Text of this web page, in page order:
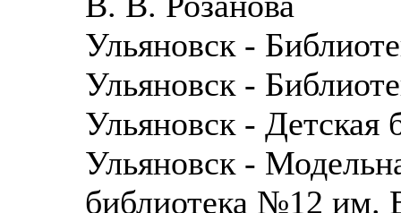
Ульяновск -
Ульяновск -
Ульяновск - Детская
Ульяновск -
библиотека №12 им.